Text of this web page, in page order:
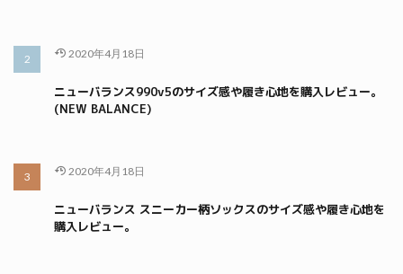
2020年4月18日
ニューバランス990v5のサイズ感や履き心地を購入レビュー。
(NEW BALANCE)
2020年4月18日
ニューバランス スニーカー柄ソックスのサイズ感や履き心地を
購入レビュー。